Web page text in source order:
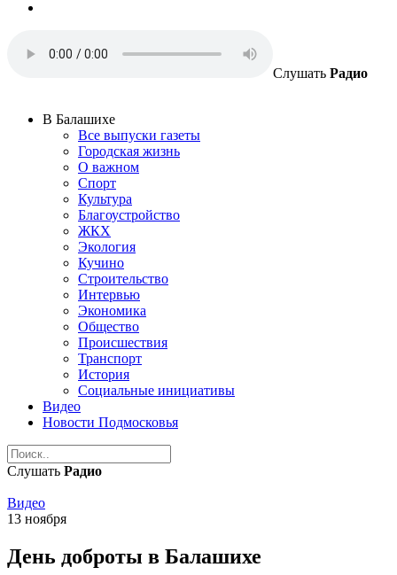
Слушать Радио
В Балашихе
Все выпуски газеты
Городская жизнь
О важном
Спорт
Культура
Благоустройство
ЖКХ
Экология
Кучино
Строительство
Интервью
Экономика
Общество
Происшествия
Транспорт
История
Социальные инициативы
Видео
Новости Подмосковья
Слушать Радио
Видео
13 ноября
День доброты в Балашихе